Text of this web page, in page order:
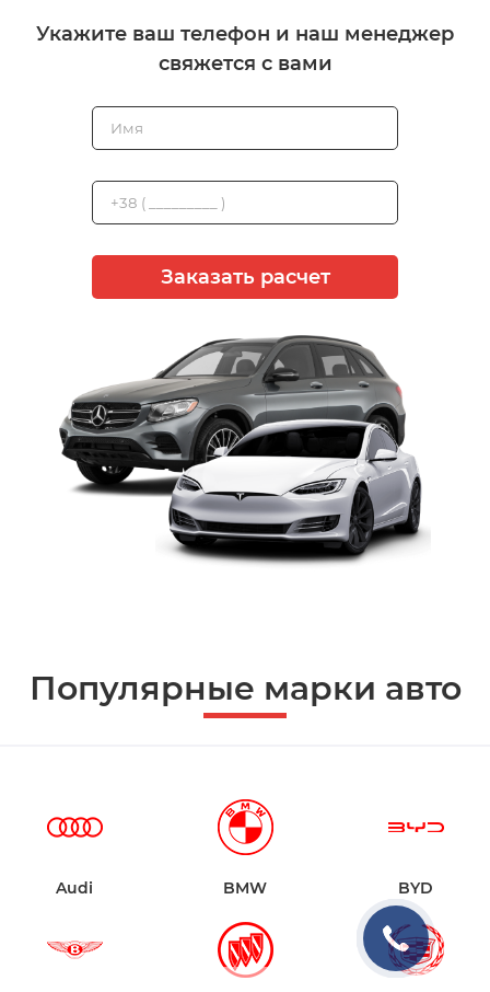
Укажите ваш телефон и наш менеджер
свяжется с вами
Заказать расчет
Популярные марки авто
Audi BMW BYD